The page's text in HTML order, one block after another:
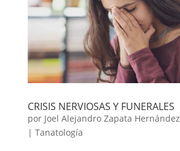
CRISIS NERVIOSAS Y FUNERALES
por Joel Alejandro Zapata Hernández
| Tanatología